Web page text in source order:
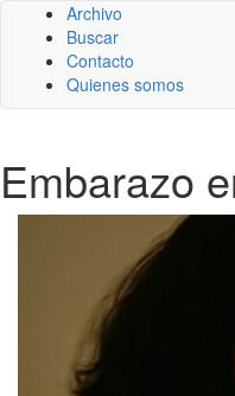
Archivo
Buscar
Contacto
Quienes somos
Embarazo